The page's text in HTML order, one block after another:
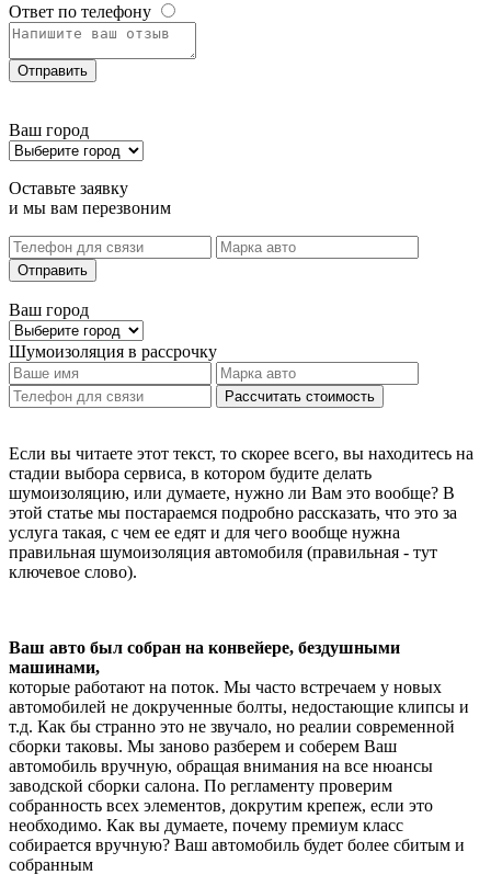
Ответ по телефону
Отправить
Ваш город
Оставьте заявку
и мы вам перезвоним
Отправить
Ваш город
Шумоизоляция в рассрочку
Рассчитать стоимость
Если вы читаете этот текст, то скорее всего, вы находитесь на
стадии выбора сервиса, в котором будите делать
шумоизоляцию, или думаете, нужно ли Вам это вообще? В
этой статье мы постараемся подробно рассказать, что это за
услуга такая, с чем ее едят и для чего вообще нужна
правильная шумоизоляция автомобиля (правильная - тут
ключевое слово).
Ваш авто был собран на конвейере, бездушными
машинами,
которые работают на поток. Мы часто встречаем у новых
автомобилей не докрученные болты, недостающие клипсы и
т.д. Как бы странно это не звучало, но реалии современной
сборки таковы. Мы заново разберем и соберем Ваш
автомобиль вручную, обращая внимания на все нюансы
заводской сборки салона. По регламенту проверим
собранность всех элементов, докрутим крепеж, если это
необходимо. Как вы думаете, почему премиум класс
собирается вручную? Ваш автомобиль будет более сбитым и
собранным